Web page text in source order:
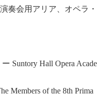
奏会用アリア、オペラ・
Suntory Hall Opera Acade
of the 8th Prima